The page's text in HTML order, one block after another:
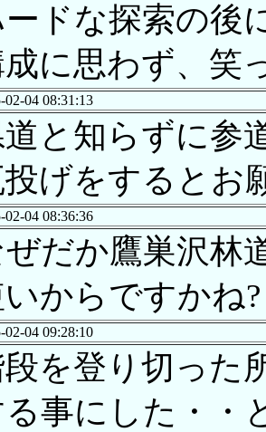
ドな探索の後
に思わず、笑
02-04 08:31:13
道と知らずに参
げをするとお
02-04 08:36:36
ぜだか鷹巣沢林
からですかね?
02-04 09:28:10
段を登り切った
事にした・・